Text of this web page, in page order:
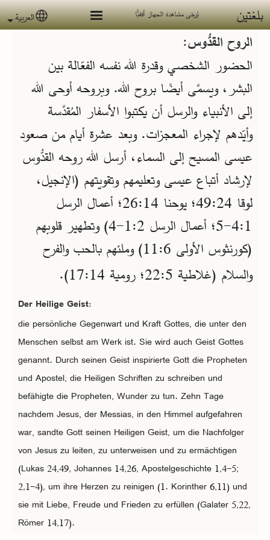
تجاوز إلى المحتوى الرئيسي
بلغتين يُرجَى مشاهدة الجهاز أفقيًّا العربية
الروح القدُّوس:
الحضور الشخصي وقدرة الله نفسه الفعّالة بين
البشر، ويسمَّى أيضًا بروح الله. وبروحه أوحى الله
إلى الأنبياء والرسل أن يكتبوا الأسفار المُقدَّسة
وأيّدهم لإجراء المعجزات. وبعد عشرة أيام من صعود
عيسى المسيح إلى السماء، أرسل الله روحه القدُّوس
لإرشاد أتباع عيسى وتعليمهم وتقويتهم (الإنجيل،
لوقا 24‏:49؛ يوحنا 14‏:26؛ أعمال الرسل
1‏:4‏-5؛ أعمال الرسل 2‏:1‏-4) وتطهير قلوبهم
(كورنثوس الأولى 6‏:11) وملئهم بالحب والفرح
والسلام (غلاطية 5‏:22؛ رومية 14‏:17).
Der Heilige Geist:
die persönliche Gegenwart und Kraft Gottes, die unter den
Menschen selbst am Werk ist. Sie wird auch Geist Gottes
genannt. Durch seinen Geist inspirierte Gott die Propheten
und Apostel, die Heiligen Schriften zu schreiben und
befähigte die Propheten, Wunder zu tun. Zehn Tage
nachdem Jesus, der Messias, in den Himmel aufgefahren
war, sandte Gott seinen Heiligen Geist, um die Nachfolger
von Jesus zu leiten, zu unterweisen und zu ermächtigen
(Lukas 24,49, Johannes 14,26, Apostelgeschichte 1,4-5;
2,1-4), um ihre Herzen zu reinigen (1. Korinther 6,11) und
sie mit Liebe, Freude und Frieden zu erfüllen (Galater 5,22,
Römer 14,17).